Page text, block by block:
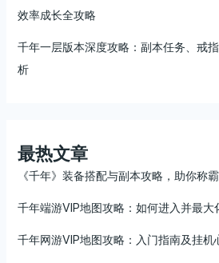
效率成长全攻略
千年一层版本深度攻略：副本任务、戒
析
最热文章
《千年》装备搭配与副本攻略，助你称霸
千年端游VIP地图攻略：如何进入并最大
千年网游VIP地图攻略：入门指南及挂机